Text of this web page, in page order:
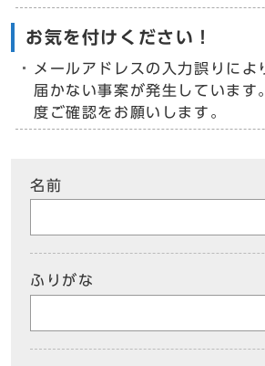
お気を付けください！
メールアドレスの入力誤りによ
届かない事案が発生しています
度ご確認をお願いします。
名前
ふりがな